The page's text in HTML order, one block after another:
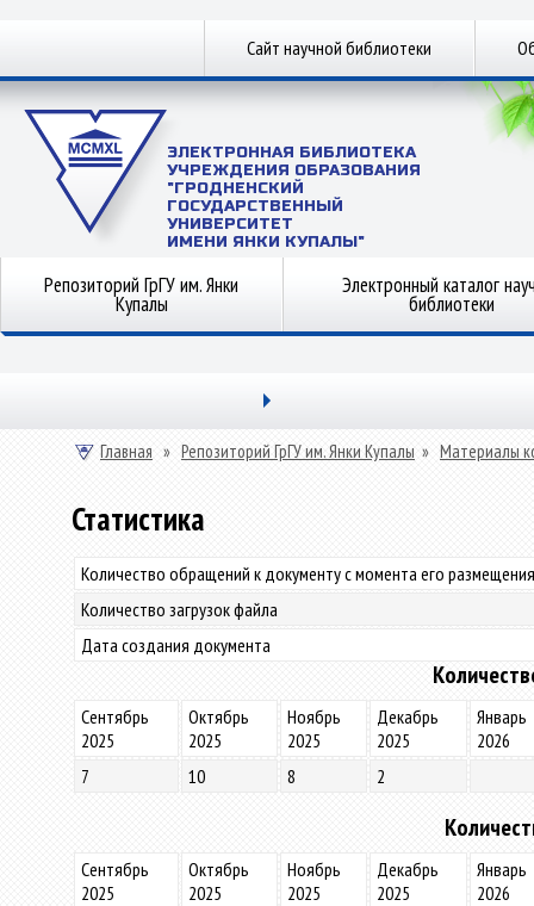
Сайт научной библиотеки
ЭЛЕКТРОННАЯ БИБЛИОТЕКА
УЧРЕЖДЕНИЯ ОБРАЗОВАНИЯ
"ГРОДНЕНСКИЙ
ГОСУДАРСТВЕННЫЙ
УНИВЕРСИТЕТ
ИМЕНИ ЯНКИ КУПАЛЫ"
Репозиторий ГрГУ им. Янки
Купалы
Электронный каталог
библиотеки
Главная » Репозиторий ГрГУ им. Янки Купалы » Материалы
Статистика
Количество обращений к документу с момента его
Количество загрузок файла
Дата создания документа
Сентябрь
2025
Октябрь
2025
Ноябрь
2025
Декабрь
2025
Январь
2026
7
10 8 2
Сентябрь
2025
Октябрь
2025
Ноябрь
2025
Декабрь
2025
Январь
2026